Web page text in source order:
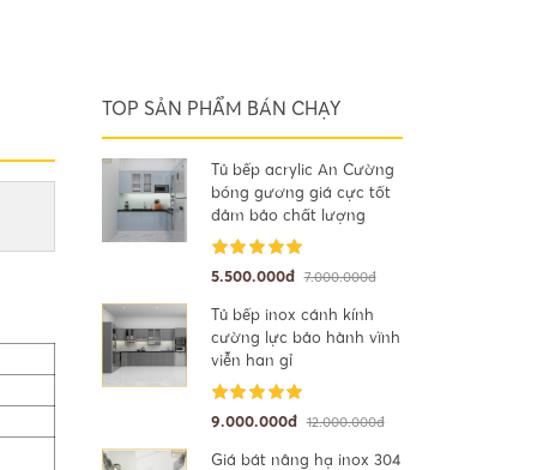
TOP SẢN PHẨM BÁN CHẠY
Tủ bếp acrylic An Cường
bóng gương giá cực tốt
đảm bảo chất lượng
5.500.000đ 7.000.000đ
Tủ bếp inox cánh kính
cường lực bảo hành vĩnh
viễn han gỉ
9.000.000đ 12.000.000đ
Giá bát nâng hạ inox 304